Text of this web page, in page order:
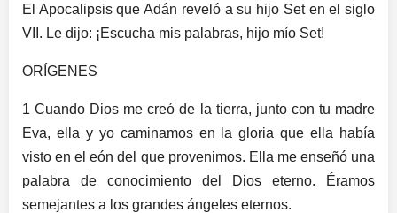
El Apocalipsis que Adán reveló a su hijo Set en el siglo
VII. Le dijo: ¡Escucha mis palabras, hijo mío Set!
ORÍGENES
1 Cuando Dios me creó de la tierra, junto con tu madre
Eva, ella y yo caminamos en la gloria que ella había
visto en el eón del que provenimos. Ella me enseñó una
palabra de conocimiento del Dios eterno. Éramos
semejantes a los grandes ángeles eternos.